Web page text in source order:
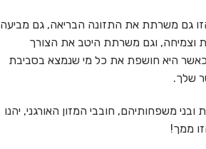
גם משרתת את התזונה הבריאה, גם מביעה
וצמיחה, וגם משרתת היטב את הצורך
היא חושפת את כל מי שנמצא בסביבת
שלך.
ובני משפחותיהם, חובבי המזון האורגני, יהנו
ממך!